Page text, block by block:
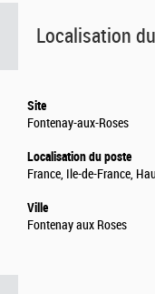
Localisation
Site
Fontenay-aux-Roses
Localisation du poste
France, Ile-de-France,
Ville
Fontenay aux Roses